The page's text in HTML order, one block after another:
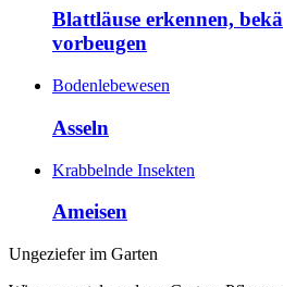
Blattläuse erkennen,
vorbeugen
Bodenlebewesen
Asseln
Krabbelnde Insekten
Ameisen
Ungeziefer im Garten